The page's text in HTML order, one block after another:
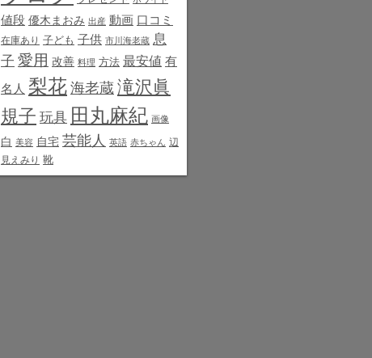
値段 優木まおみ 出産 動画 口コミ
在庫あり 子ども 子供 市川海老蔵 息
子 愛用 改善 料理 方法 最安値 有
名人 梨花 海老蔵 滝沢眞
規子 玩具 田丸麻紀 画像
白 美容 自宅 芸能人 英語 赤ちゃん 辺
見えみり 靴